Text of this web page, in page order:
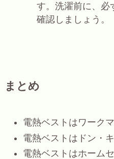
す。洗濯前に、必
確認しましょう。
まとめ
電熱ベストはワーク
電熱ベストはドン・
電熱ベストはホーム